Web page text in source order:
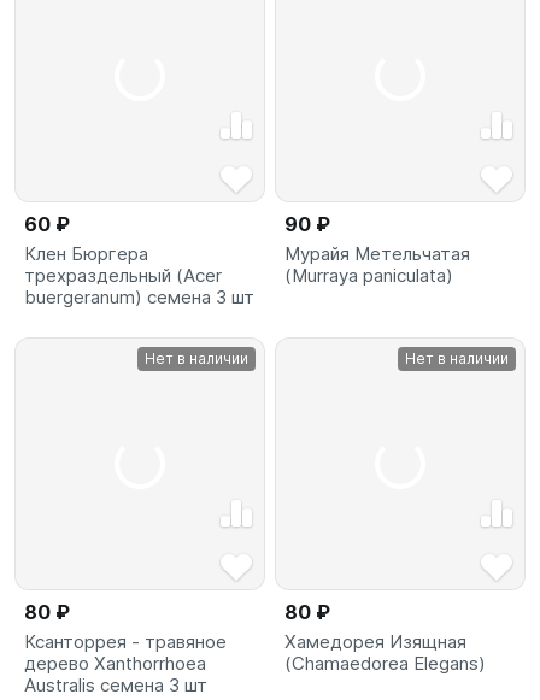
60 ₽
Клен Бюргера
трехраздельный (Acer
buergeranum) семена 3 шт
90 ₽
Мурайя Метельчатая
(Murraya paniculata)
Нет в наличии
80 ₽
Ксанторрея - травяное
дерево Xanthorrhoea
Australis семена 3 шт
Нет в наличии
80 ₽
Хамедорея Изящная
(Chamaedorea Elegans)